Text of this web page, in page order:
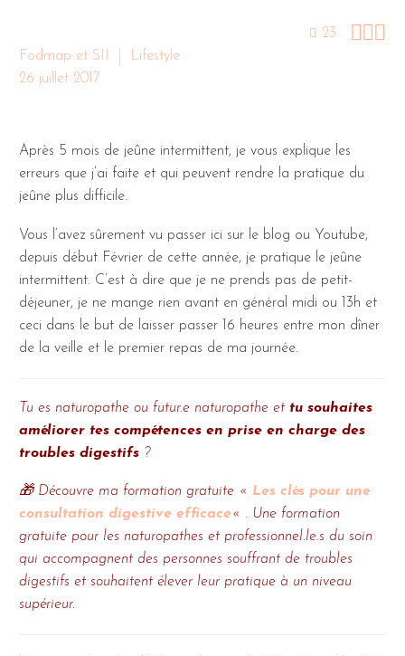
23 
Fodmap et SII
Lifestyle
26 juillet 2017
Après 5 mois de jeûne intermittent, je vous explique les
erreurs que j’ai faite et qui peuvent rendre la pratique du
jeûne plus difficile.
Vous l’avez sûrement vu passer ici sur le blog ou Youtube,
depuis début Février de cette année, je pratique le jeûne
intermittent. C’est à dire que je ne prends pas de petit-
déjeuner, je ne mange rien avant en général midi ou 13h et
ceci dans le but de laisser passer 16 heures entre mon dîner
de la veille et le premier repas de ma journée.
Tu es naturopathe ou futur.e naturopathe et tu souhaites
améliorer tes compétences en prise en charge des
troubles digestifs ?
🎁 Découvre ma formation gratuite « Les clés pour une
consultation digestive efficace« . Une formation
gratuite pour les naturopathes et professionnel.le.s du soin
qui accompagnent des personnes souffrant de troubles
digestifs et souhaitent élever leur pratique à un niveau
supérieur.